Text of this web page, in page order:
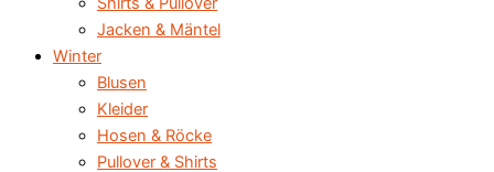
Jacken & Mäntel
Winter
Blusen
Kleider
Hosen & Röcke
Pullover & Shirts